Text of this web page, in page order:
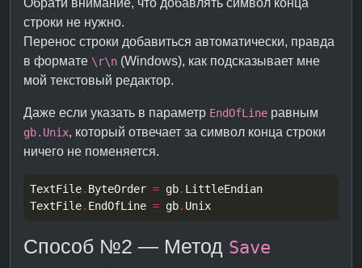
Обрати внимание, что добавлять символ конца
строки не нужно.
Перенос строки добавиться автоматически, правда
в формате \r\n (Windows), как подсказывает мне
мой текстовый редактор.
Даже если указать в параметр EndOfLine равным
gb.Unix, который отвечает за символ конца строки
ничего не поменяется.
TextFile. ByteOrder = gb.
TextFile. EndOfLine = gb.
Способ №2 — Метод Save